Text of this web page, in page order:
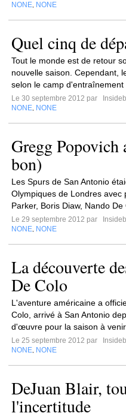
NONE NONE
Quel cinq de
Tout le monde est de retour
nouvelle saison. Cependant,
selon le camp d'entraînement
Le 30 septembre 2012 par
NONE NONE
Gregg
bon)
Les Spurs de San Antonio
Olympiques de Londres avec
Parker, Boris Diaw, Nando De
Le 29 septembre 2012 par
NONE NONE
La découverte
De Colo
L'aventure américaine a
Colo, arrivé à San Antonio
d'œuvre pour la saison à venir.
Le 25 septembre 2012 par
NONE NONE
DeJuan Blair,
l'incertitude